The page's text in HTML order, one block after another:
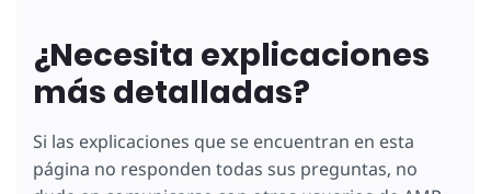
¿Necesita explicaciones
más detalladas?
Si las explicaciones que se encuentran en esta
página no responden todas sus preguntas, no